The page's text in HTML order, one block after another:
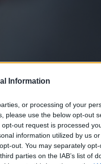
Information
or processing of your
please use the below opt-out
out request is processed
information utilized by us
out. You may separately
parties on the IAB’s list of
Θεσσαλονίκης